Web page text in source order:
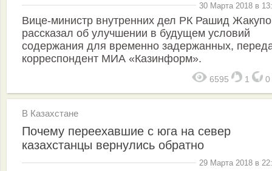
30 Марта 2018 в
Вице-министр внутренних дел РК Рашид
рассказал об улучшении в будущем условий
содержания для временно задержанных,
корреспондент МИА «Казинформ».
6595 1 0
В Казахстане
Почему переехавшие с юга на север
казахстанцы вернулись обратно
29 Марта 2018 в